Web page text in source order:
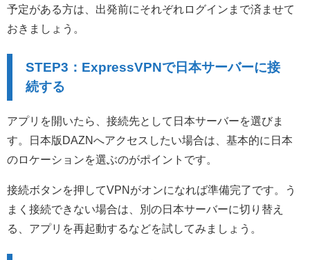
予定がある方は、出発前にそれぞれログインまで済ませて
おきましょう。
STEP3：ExpressVPNで日本サーバーに接
続する
アプリを開いたら、接続先として日本サーバーを選びま
す。日本版DAZNへアクセスしたい場合は、基本的に日本
のロケーションを選ぶのがポイントです。
接続ボタンを押してVPNがオンになれば準備完了です。う
まく接続できない場合は、別の日本サーバーに切り替え
る、アプリを再起動するなどを試してみましょう。